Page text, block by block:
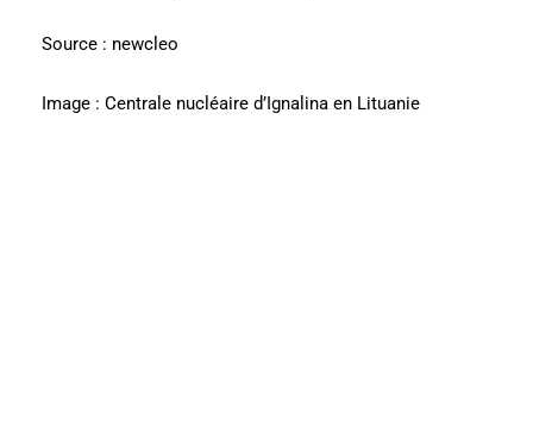
Source : newcleo
Image : Centrale nucléaire d’Ignalina en Lituanie